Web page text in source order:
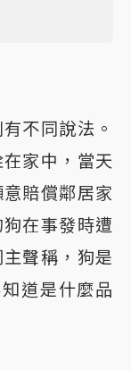
不同說法。
家中，當天
賠償鄰居家
在事發時遭
聲稱，狗是
道是什麼品